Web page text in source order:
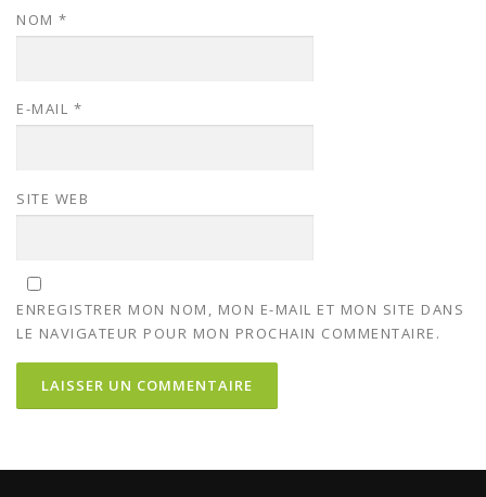
NOM *
E-MAIL *
SITE WEB
ENREGISTRER MON NOM, MON E-MAIL ET MON SITE DANS
LE NAVIGATEUR POUR MON PROCHAIN COMMENTAIRE.